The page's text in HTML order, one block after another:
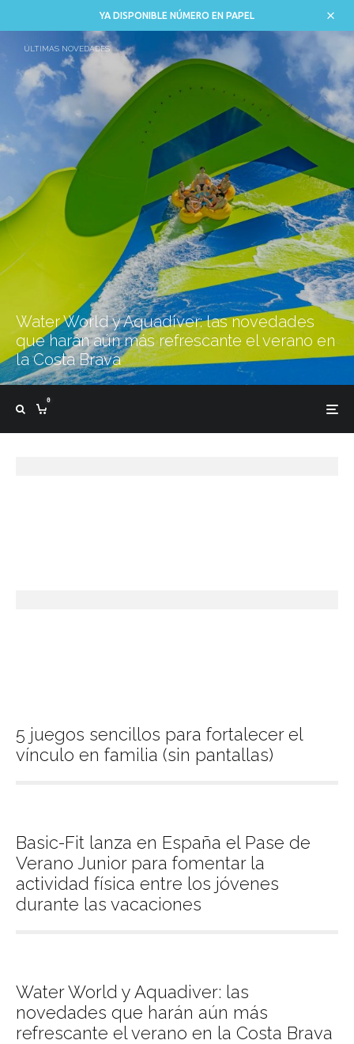
YA DISPONIBLE NÚMERO EN PAPEL
ÚLTIMAS NOVEDADES
Water World y Aquadiver: las novedades
que harán aún más refrescante el verano en
la Costa Brava
0
5 juegos sencillos para fortalecer el
vínculo en familia (sin pantallas)
Basic-Fit lanza en España el Pase de
Verano Junior para fomentar la
actividad física entre los jóvenes
durante las vacaciones
Water World y Aquadiver: las
novedades que harán aún más
refrescante el verano en la Costa Brava